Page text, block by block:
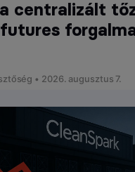
centralizált
• 2026. augusztus 7.